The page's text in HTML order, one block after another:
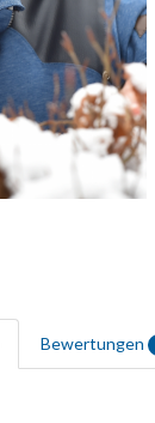
Bewertungen